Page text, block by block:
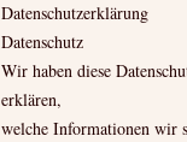
Datenschutzerklärung
Datenschutz
Wir haben diese
erklären,
welche Informationen wir